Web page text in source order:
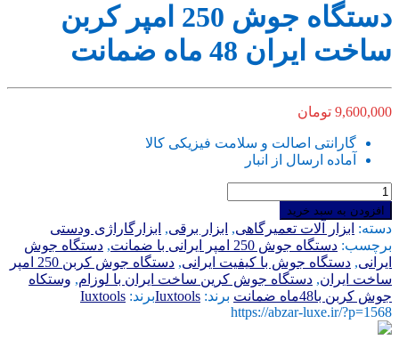
دستگاه جوش 250 امپر کربن
ساخت ایران 48 ماه ضمانت
9,600,000 تومان
گارانتی اصالت و سلامت فیزیکی کالا
آماده ارسال از انبار
دستگاه
جوش
250
کربن
ساخت
ایران
48
ماه
افزودن به سبد خرید
دسته: ابزار آلات تعمیرگاهی, ابزار برقی, ابزارگاراژی ودستی
برچسب: دستگاه جوش 250 امپر ایرانی با ضمانت , دستگاه جوش
ایرانی, دستگاه جوش با کیفیت ایرانی,
دستگاه جوش کربن 250 امپر
ساخت ایران, دستگاه جوش کرین ساخت ایران با لوزام, وستکاه
جوش کربن با48ماه ضمانت
برند: Iuxtoolsبرند: Iuxtools
https://abzar-luxe.ir/?p=1568